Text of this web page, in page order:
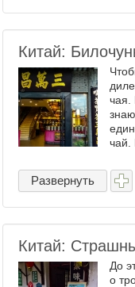
Китай:
чая.
чай.
Из
Развернуть
Китай:
До
о